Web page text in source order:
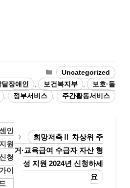
Categories
Uncategorized
달장애인 보건복지부
보호·돌
정부서비스 주간활동서비스
인
원
청
이
희망저축Ⅱ 차상위 주
거·교육급여 수급자 자산 형
성 지원 2024년 신청하세
요